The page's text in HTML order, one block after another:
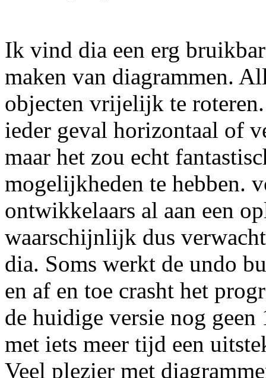
Ik vind dia een erg
maken van diagrammen.
objecten vrijelijk te
ieder geval horizontaal of
maar het zou echt
mogelijkheden te hebben.
ontwikkelaars al aan een
waarschijnlijk dus
dia. Soms werkt de undo
en af en toe crasht het
de huidige versie nog
met iets meer tijd een
Veel plezier met